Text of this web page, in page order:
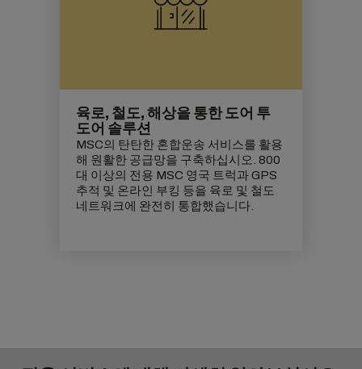
육로, 철도, 해상을 통한 도어 투
도어 솔루션
MSC의 탄탄한 혼합운송 서비스를 활용
해 원활한 공급망을 구축하십시오. 800
대 이상의 전용 MSC 영국 트럭과 GPS
추적 및 온라인 부킹 등을 육로 및 철도
네트워크에 완전히 통합했습니다.